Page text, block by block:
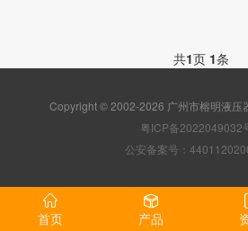
共1页 1条
Copyright © 2002-2026 广州市榕明液压
粤ICP备2022049032
公安备案号：
首页 产品